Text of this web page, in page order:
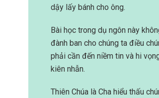
dậy lấy bánh cho ông.
Bài học trong dụ ngôn này
đành ban cho chúng ta điều
phải cần đến niềm tin và hi
kiên nhẫn.
Thiên Chúa là Cha hiểu thấu